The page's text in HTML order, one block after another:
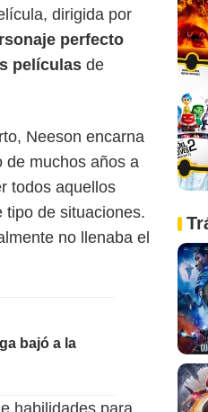
dirigida por
perfecto
películas de
Neeson encarna
de muchos años a
todos aquellos
tipo de situaciones.
no llenaba el
bajó a la